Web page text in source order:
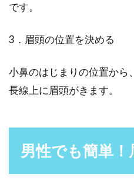
です。
3．眉頭の位置を決める
小鼻のはじまりの位置から
長線上に眉頭がきます。
男性でも簡単